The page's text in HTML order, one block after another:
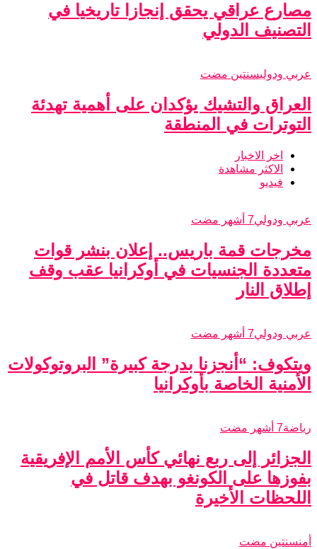
مصارع عراقي يحقق إنجازا تاريخيا في
التصنيف الدولي
عربي ودوليسنتين مضت
العراق والتشيك يؤكدان على أهمية تهدئة
التوترات في المنطقة
اخر الاخبار
الاكثر مشاهدة
فيديو
عربي ودولي7 أشهر مضت
مخرجات قمة باريس.. إعلان بنشر قوات
متعددة الجنسيات في أوكرانيا عقب وقف
إطلاق النار
عربي ودولي7 أشهر مضت
ويتكوف: “أنجزنا بدرجة كبيرة” البروتوكولات
الأمنية الخاصة بأوكرانيا
رياضة7 أشهر مضت
الجزائر إلى ربع نهائي كأس الأمم الإفريقية
بفوزها على الكونغو بهدف قاتل في
اللحظات الأخيرة
أمنسنتين مضت